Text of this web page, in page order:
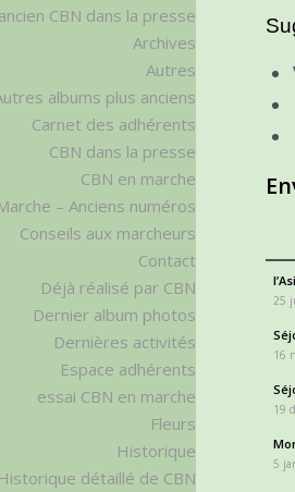
25
16
19
5
ancien CBN dans la presse
Archives
Autres
albums plus anciens
Carnet des adhérents
CBN dans la presse
CBN en marche
– Anciens numéros
Conseils aux marcheurs
Contact
Déjà réalisé par CBN
Dernier album photos
Dernières activités
Espace adhérents
essai CBN en marche
Fleurs
Historique
Historique détaillé de CBN